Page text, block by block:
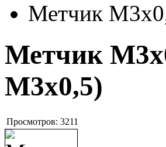
Метчик
Метчик
M3x0,5)
Просмотров: 3211